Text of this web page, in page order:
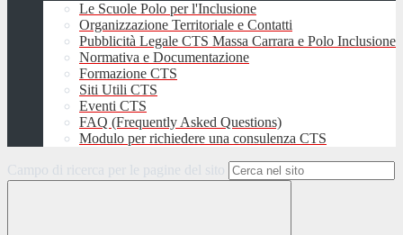
Le Scuole Polo per l'Inclusione
Organizzazione Territoriale e Contatti
Pubblicità Legale CTS Massa Carrara e Polo Inclusione
Normativa e Documentazione
Formazione CTS
Siti Utili CTS
Eventi CTS
FAQ (Frequently Asked Questions)
Modulo per richiedere una consulenza CTS
Campo di ricerca per le pagine del sito